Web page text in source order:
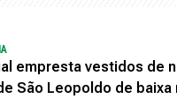
empresta vestidos de
São Leopoldo de baixa